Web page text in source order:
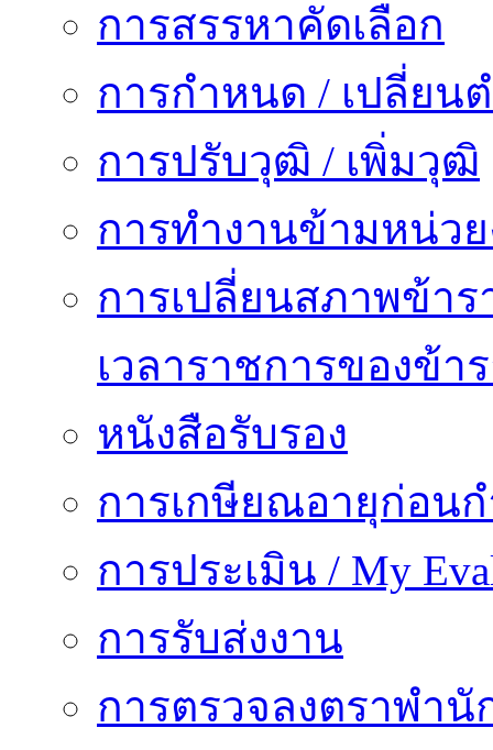
การสรรหาคัดเลือก
การกำหนด / เปลี่ยน
การปรับวุฒิ / เพิ่มวุฒิ
การทำงานข้ามหน่ว
การเปลี่ยนสภาพข้า
เวลาราชการของข้า
หนังสือรับรอง
การเกษียณอายุก่อน
การประเมิน / My
การรับส่งงาน
การตรวจลงตราพำ